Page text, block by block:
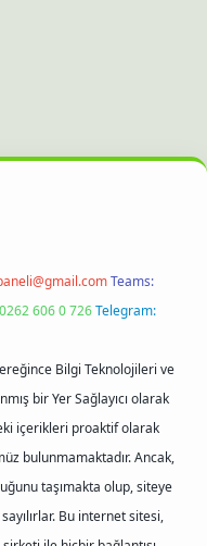
Teams:
606 0 726Telegram:
Bilgi Teknolojileri ve
bir Yer Sağlayıcı olarak
içerikleri proaktif olarak
bulunmamaktadır. Ancak,
taşımakta olup, siteye
Bu internet sitesi,